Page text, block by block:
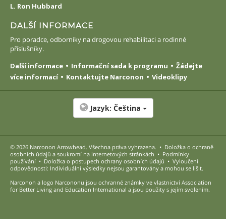
L. Ron Hubbard
DALŠÍ INFORMACE
Pro poradce, odborníky na drogovou rehabilitaci a rodinné
příslušníky.
Další informace
Informační sada k programu
Žádejte
více informací
Kontaktujte Narconon Videoklipy
Jazyk: Čeština
© 2026 Narconon Arrowhead. Všechna práva vyhrazena. • Doložka o ochraně
osobních údajů a soukromí na internetových stránkách • Podmínky
používání • Doložka o postupech ochrany osobních údajů • Vyloučení
odpovědnosti: Individuální výsledky nejsou garantovány a mohou se lišit.
Narconon a logo Narcononu jsou ochranné známky ve vlastnictví Association
for Better Living and Education International a jsou použity s jejím svolením.